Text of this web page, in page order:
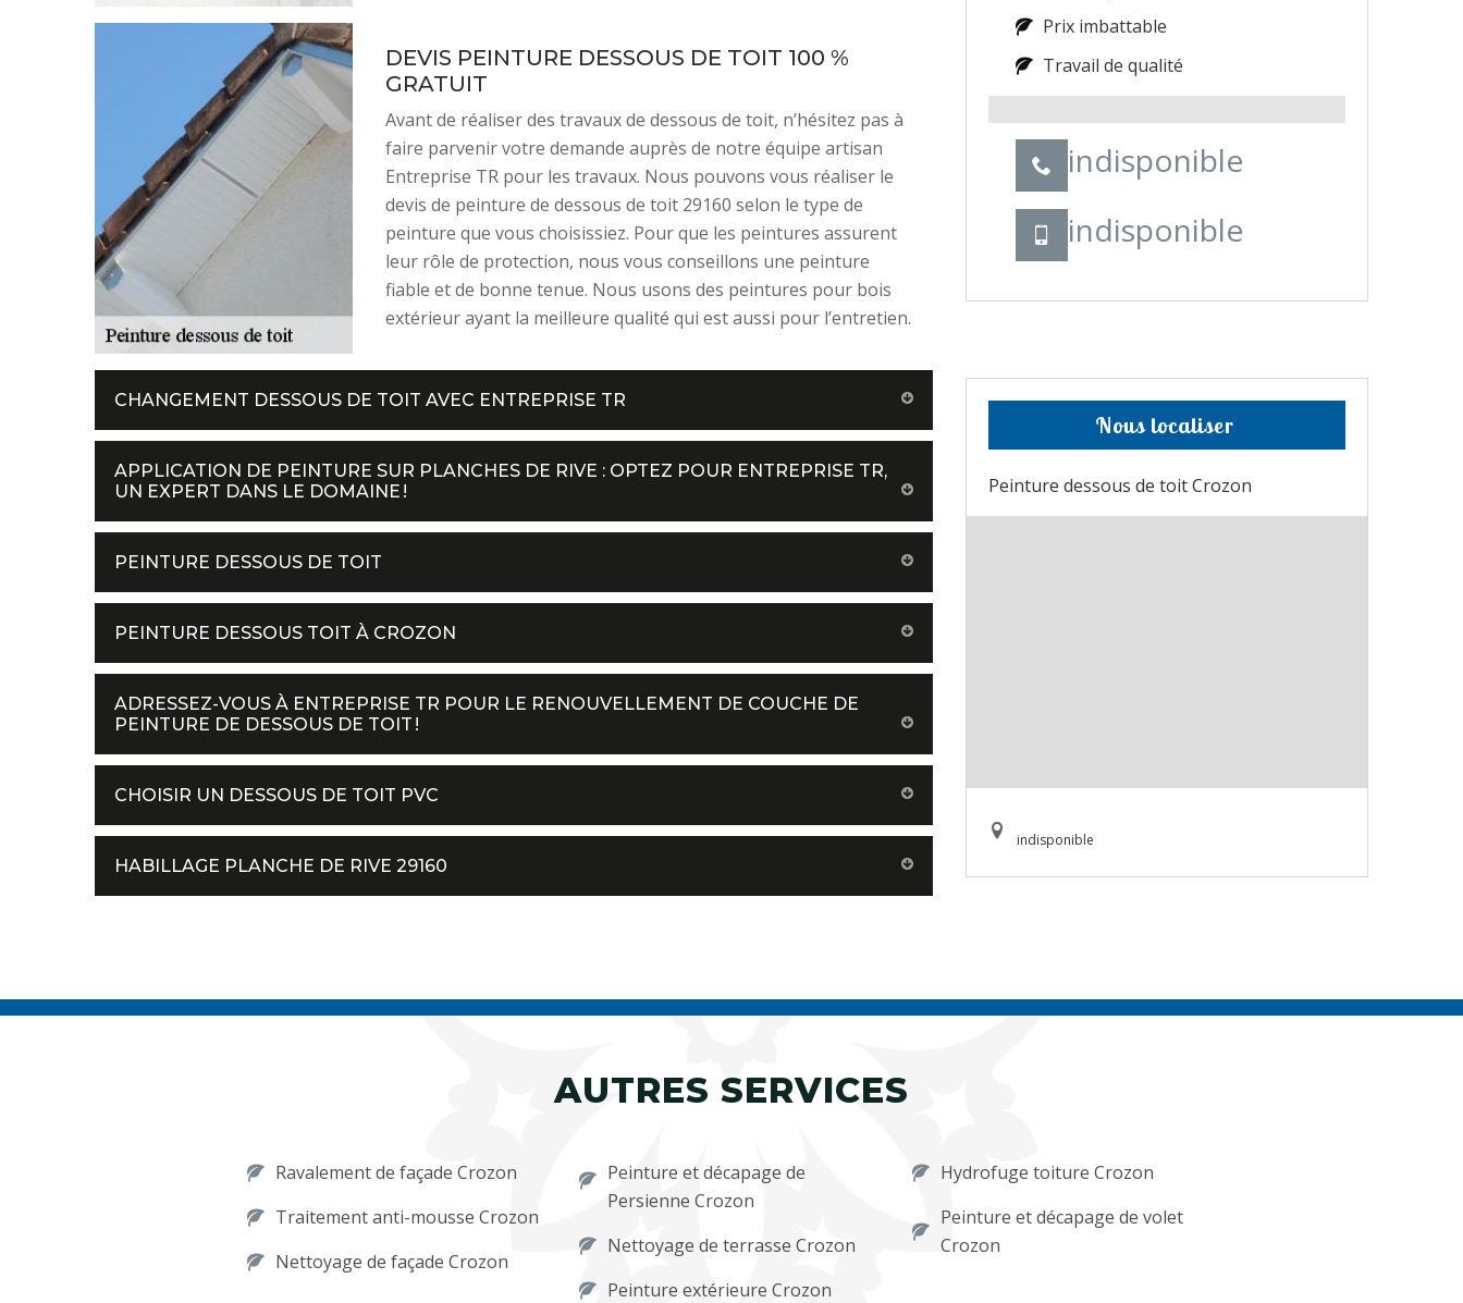
DEVIS PEINTURE DESSOUS DE TOIT 100 %
GRATUIT
Avant de réaliser des travaux de dessous de toit, n’hésitez pas à
faire parvenir votre demande auprès de notre équipe artisan
Entreprise TR pour les travaux. Nous pouvons vous réaliser le
devis de peinture de dessous de toit 29160 selon le type de
peinture que vous choisissiez. Pour que les peintures assurent
leur rôle de protection, nous vous conseillons une peinture
fiable et de bonne tenue. Nous usons des peintures pour bois
extérieur ayant la meilleure qualité qui est aussi pour l’entretien.
CHANGEMENT DESSOUS DE TOIT AVEC ENTREPRISE TR
APPLICATION DE PEINTURE SUR PLANCHES DE RIVE : OPTEZ POUR ENTREPRISE TR,
UN EXPERT DANS LE DOMAINE !
PEINTURE DESSOUS DE TOIT
PEINTURE DESSOUS TOIT À CROZON
ADRESSEZ-VOUS À ENTREPRISE TR POUR LE RENOUVELLEMENT DE COUCHE DE
PEINTURE DE DESSOUS DE TOIT !
CHOISIR UN DESSOUS DE TOIT PVC
HABILLAGE PLANCHE DE RIVE 29160
Prix imbattable
Travail de qualité
indisponible
indisponible
Nous localiser
Peinture dessous de toit Crozon
indisponible
AUTRES SERVICES
Ravalement de façade Crozon
Traitement anti-mousse Crozon
Nettoyage de façade Crozon
Peinture et décapage de
Persienne Crozon
Nettoyage de terrasse Crozon
Peinture extérieure Crozon
Hydrofuge toiture Crozon
Peinture et décapage de volet
Crozon